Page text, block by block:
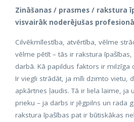
Zināšanas / prasmes / rakstura
visvairāk noderējušas
Cilvēkmīlestība, atvērtība, vēlme
vēlme pētīt – tās ir rakstura
darbā. Kā papildus faktors ir milzīga
Ir viegli strādāt, ja mīli dzimto vietu,
apkārtnes ļaudis. Tā ir liela laime, ja
prieku – ja darbs ir jēgpilns un rada
rakstura īpašības pat ir būtiskākas